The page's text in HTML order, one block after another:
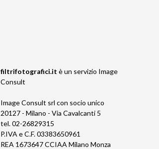
filtrifotografici.it è un servizio Image
Consult
Image Consult srl con socio unico
20127 - Milano - Via Cavalcanti 5
tel. 02-26829315
P.IVA e C.F. 03383650961
REA 1673647 CCIAA Milano Monza